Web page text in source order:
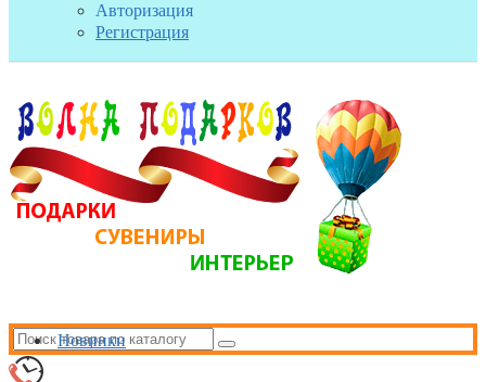
Авторизация
Регистрация
Новинки